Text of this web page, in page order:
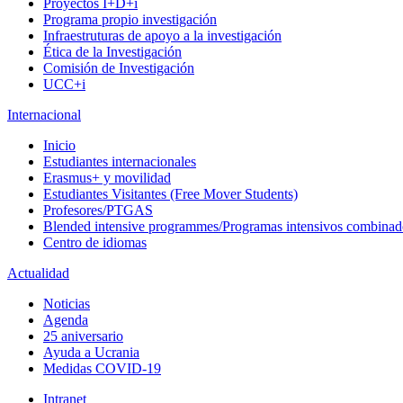
Proyectos I+D+i
Programa propio investigación
Infraestruturas de apoyo a la investigación
Ética de la Investigación
Comisión de Investigación
UCC+i
Internacional
Inicio
Estudiantes internacionales
Erasmus+ y movilidad
Estudiantes Visitantes (Free Mover Students)
Profesores/PTGAS
Blended intensive programmes/Programas intensivos
Centro de idiomas
Actualidad
Noticias
Agenda
25 aniversario
Ayuda a Ucrania
Medidas COVID-19
Intranet